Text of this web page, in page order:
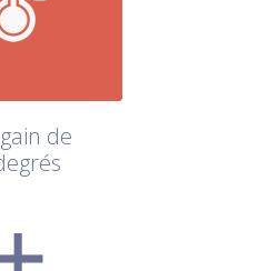
de